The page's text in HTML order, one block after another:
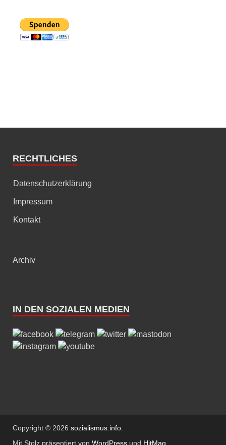
RECHTLICHES
Datenschutzerklärung
Impressum
Kontakt
Archiv
IN DEN SOZIALEN MEDIEN
Copyright © 2026 sozialismus.info.
Mit Stolz präsentiert von WordPress und HitMag